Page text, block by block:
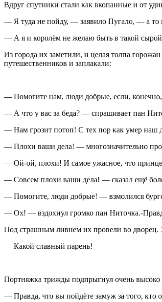
Вдруг спутники стали как вкопанные и от
— Я туда не пойду, — заявило Пугало, — а то
— А я и королём не желаю быть в такой
Из города их заметили, и целая толпа
путешественников и заплакали:
— Помогите нам, люди добрые, если,
— А что у вас за беда? — спрашивает пан
— Нам грозит потоп! С тех пор как умер наш
— Плохи ваши дела! — многозначительно
— Ой-ой, плохи! И самое ужасное, что
— Совсем плохи ваши дела! — сказал ещё
— Помогите, люди добрые! — взмолился
— Ох! — вздохнул громко пан Ниточка.-
Под страшным ливнем их провели во дворец.
— Какой славный парень!
Портняжка трижды подпрыгнул очень высоко
— Правда, что вы пойдёте замуж за того, кто